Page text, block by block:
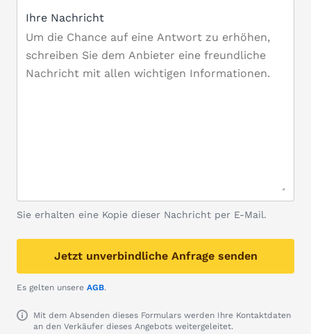
Ihre Nachricht
Sie erhalten eine Kopie dieser Nachricht per E-Mail.
Jetzt unverbindliche Anfrage senden
Es gelten unsere AGB.
Mit dem Absenden dieses Formulars werden Ihre Kontaktdaten
an den Verkäufer dieses Angebots weitergeleitet.